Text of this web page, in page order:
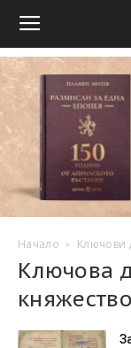
Начало Ключови
Ключова
княжество